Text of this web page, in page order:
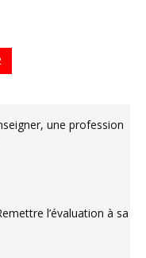
une profession
l’évaluation à sa